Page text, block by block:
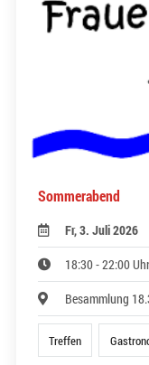
Sommerabend
Fr, 3. Juli 2026
18:30 - 22:00 Uhr
Besammlung
Treffen